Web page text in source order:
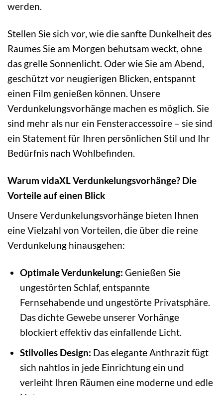
werden.
Stellen Sie sich vor, wie die sanfte Dunkelheit des
Raumes Sie am Morgen behutsam weckt, ohne
das grelle Sonnenlicht. Oder wie Sie am Abend,
geschützt vor neugierigen Blicken, entspannt
einen Film genießen können. Unsere
Verdunkelungsvorhänge machen es möglich. Sie
sind mehr als nur ein Fensteraccessoire – sie sind
ein Statement für Ihren persönlichen Stil und Ihr
Bedürfnis nach Wohlbefinden.
Warum vidaXL Verdunkelungsvorhänge? Die
Vorteile auf einen Blick
Unsere Verdunkelungsvorhänge bieten Ihnen
eine Vielzahl von Vorteilen, die über die reine
Verdunkelung hinausgehen:
Optimale Verdunkelung: Genießen Sie
ungestörten Schlaf, entspannte
Fernsehabende und ungestörte Privatsphäre.
Das dichte Gewebe unserer Vorhänge
blockiert effektiv das einfallende Licht.
Stilvolles Design: Das elegante Anthrazit fügt
sich nahtlos in jede Einrichtung ein und
verleiht Ihren Räumen eine moderne und edle